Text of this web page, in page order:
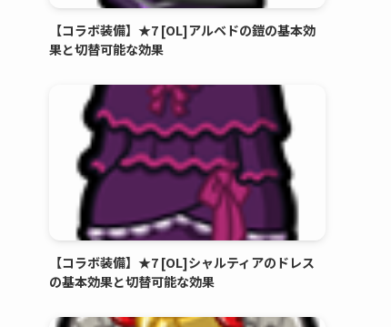
【コラボ装備】★7 [OL]アルベドの鎧の基本効
果と切替可能な効果
【コラボ装備】★7 [OL]シャルティアのドレス
の基本効果と切替可能な効果